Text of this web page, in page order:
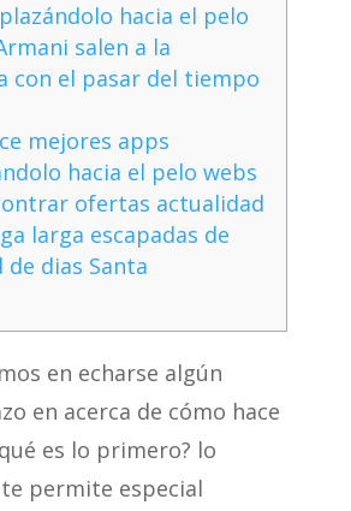
hacia el pelo
salen a la
con el pasar del tiempo
mejores apps
hacia el pelo webs
ofertas actualidad
larga escapadas de
de dias Santa
en echarse algún
en acerca de cómo hace
es lo primero? lo
permite especial